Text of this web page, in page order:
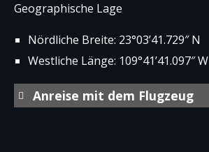
Geographische Lage
Nördliche Breite: 23°03’41.729″ N
Westliche Länge: 109°41’41.097″ W
Anreise mit dem Flugzeug